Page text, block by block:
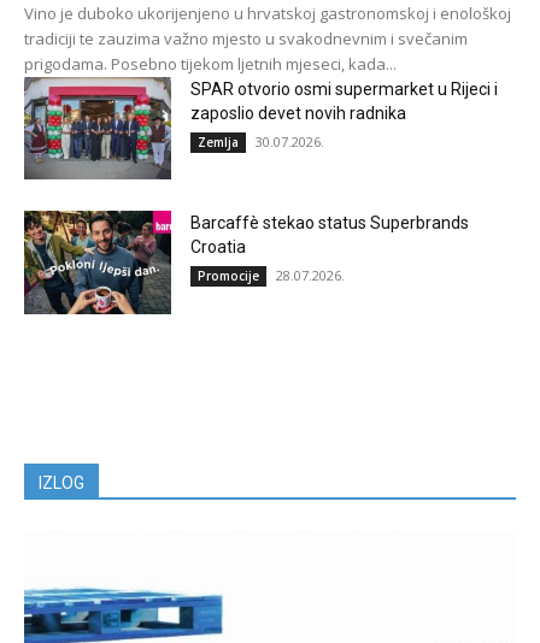
Vino je duboko ukorijenjeno u hrvatskoj gastronomskoj i enološkoj
tradiciji te zauzima važno mjesto u svakodnevnim i svečanim
prigodama. Posebno tijekom ljetnih mjeseci, kada...
SPAR otvorio osmi supermarket u Rijeci i
zaposlio devet novih radnika
Zemlja 30.07.2026.
Barcaffè stekao status Superbrands
Croatia
Promocije 28.07.2026.
IZLOG